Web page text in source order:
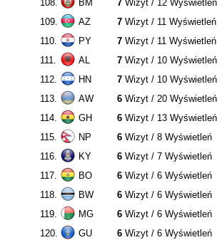
108. BM 7 Wizyt / 12 Wyświetleń
109.
AZ 7 Wizyt / 11 Wyświetleń
110.
PY 7 Wizyt / 11 Wyświetleń
111.
AL 7 Wizyt / 10 Wyświetleń
112.
HN 7 Wizyt / 10 Wyświetleń
113.
AW 6 Wizyt / 20 Wyświetleń
114.
GH 6 Wizyt / 13 Wyświetleń
115.
NP 6 Wizyt / 8 Wyświetleń
116.
KY 6 Wizyt / 7 Wyświetleń
117.
BO 6 Wizyt / 6 Wyświetleń
118.
BW 6 Wizyt / 6 Wyświetleń
119.
MG 6 Wizyt / 6 Wyświetleń
120.
GU 6 Wizyt / 6 Wyświetleń